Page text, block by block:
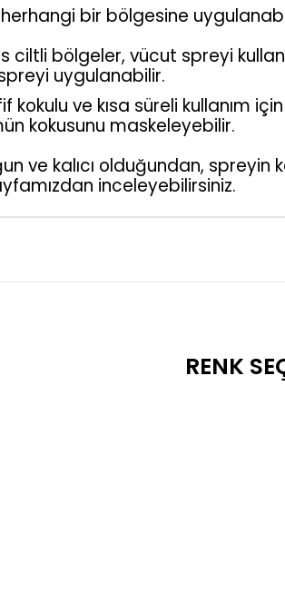
bir bölgesine
ciltli bölgeler, vücut spreyi
uygulanabilir.
ve kısa süreli kullanım
kokusunu maskeleyebilir.
ve kalıcı olduğundan,
inceleyebilirsiniz.
RENK